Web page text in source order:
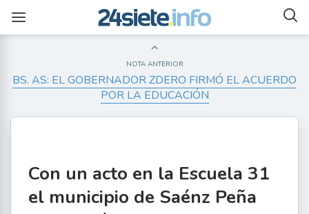
NOTA ANTERIOR
BS. AS: EL GOBERNADOR ZDERO FIRMÓ EL ACUERDO
POR LA EDUCACIÓN
Con un acto en la Escuela 31
el municipio de Saénz Peña